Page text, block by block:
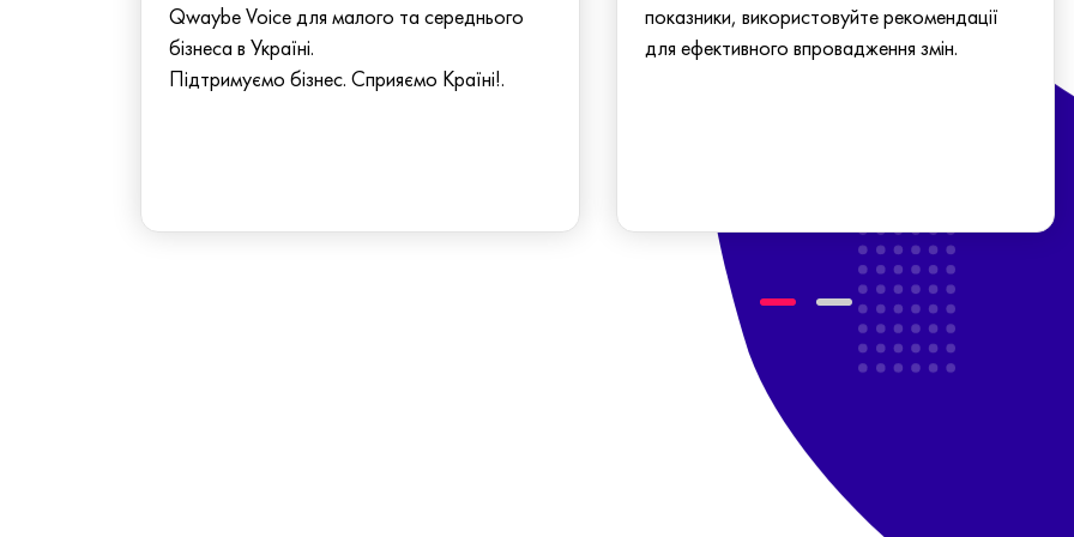
Qwaybe Voice для малого та середнього
бізнеса в Україні.
Підтримуємо бізнес. Сприяємо Країні!.
показники, використовуйте рекомендації
для ефективного впровадження змін.